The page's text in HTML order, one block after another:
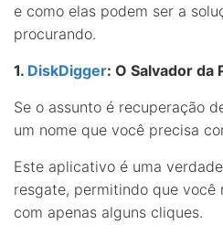
e como elas podem ser a
procurando.
1. DiskDigger: O Salvador da
Se o assunto é recuperação
um nome que você precisa
Este aplicativo é uma
resgate, permitindo que
com apenas alguns cliques.